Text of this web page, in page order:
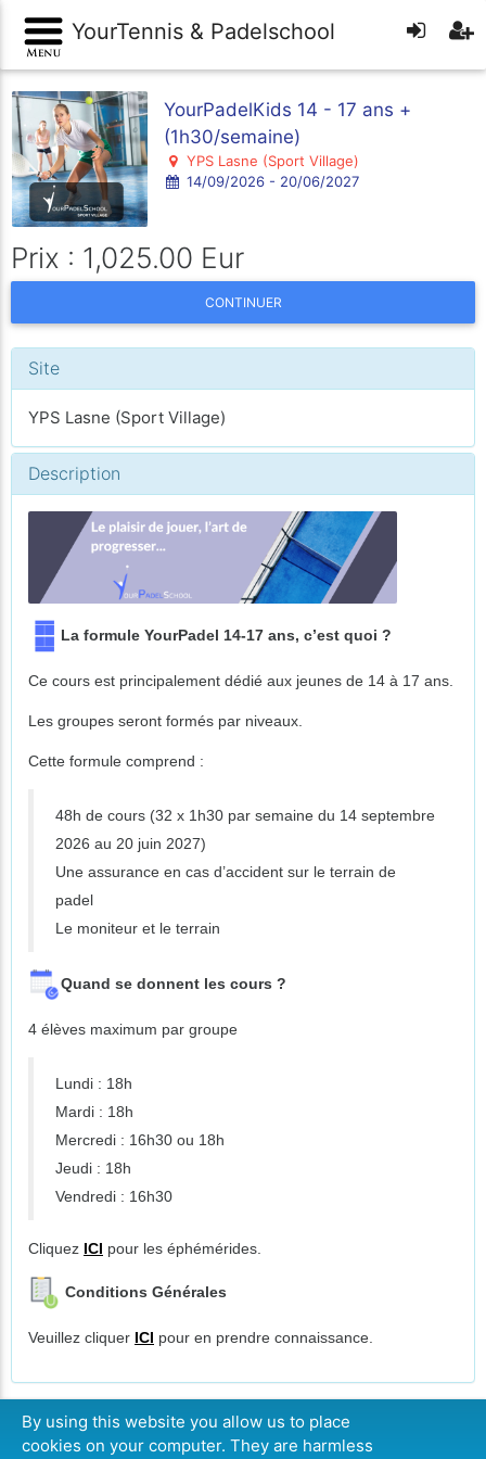
YourTennis & Padelschool
YourPadelKids 14 - 17 ans +
(1h30/semaine)
YPS Lasne (Sport Village)
14/09/2026 - 20/06/2027
Prix : 1,025.00 Eur
CONTINUER
Site
YPS Lasne (Sport Village)
Description
La formule YourPadel 14-17 ans, c’est quoi ?
Ce cours est principalement dédié aux jeunes de 14 à 17 ans.
Les groupes seront formés par niveaux.
Cette formule comprend :
48h de cours (32 x 1h30 par semaine du 14 septembre
2026 au 20 juin 2027)
Une assurance en cas d’accident sur le terrain de
padel
Le moniteur et le terrain
Quand se donnent les cours ?
4 élèves maximum par groupe
Lundi : 18h
Mardi : 18h
Mercredi : 16h30 ou 18h
Jeudi : 18h
Vendredi : 16h30
Cliquez ICI pour les éphémérides.
Conditions Générales
Veuillez cliquer ICI pour en prendre connaissance.
CONTINUER
By using this website you allow us to place
cookies on your computer. They are harmless